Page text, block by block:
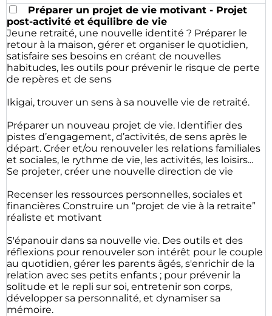
Préparer un projet de vie motivant - Projet
post-activité et équilibre de vie
Jeune retraité, une nouvelle identité ? Préparer le
retour à la maison, gérer et organiser le quotidien,
satisfaire ses besoins en créant de nouvelles
habitudes, les outils pour prévenir le risque de perte
de repères et de sens
Ikigai, trouver un sens à sa nouvelle vie de retraité.
Préparer un nouveau projet de vie. Identifier des
pistes d’engagement, d’activités, de sens après le
départ. Créer et/ou renouveler les relations familiales
et sociales, le rythme de vie, les activités, les loisirs...
Se projeter, créer une nouvelle direction de vie
Recenser les ressources personnelles, sociales et
financières Construire un “projet de vie à la retraite”
réaliste et motivant
S'épanouir dans sa nouvelle vie. Des outils et des
réflexions pour renouveler son intérêt pour le couple
au quotidien, gérer les parents âgés, s'enrichir de la
relation avec ses petits enfants ; pour prévenir la
solitude et le repli sur soi, entretenir son corps,
développer sa personnalité, et dynamiser sa
mémoire.